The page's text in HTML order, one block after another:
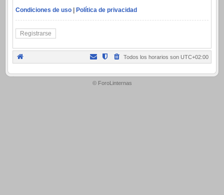
Condiciones de uso | Política de privacidad
Registrarse
Todos los horarios son UTC+02:00
.
© ForoLinternas